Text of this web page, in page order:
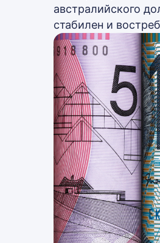
австралийского
стабилен и